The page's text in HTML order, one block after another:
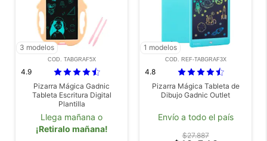
3 modelos
COD. TABGRAF5X
4.9
Pizarra Mágica Gadnic
Tableta Escritura Digital
Plantilla
Llega mañana o
¡Retiralo mañana!
1 modelos
COD. REF-TABGRAF3X
4.8
Pizarra Mágica Tableta de
Dibujo Gadnic Outlet
Envío a todo el país
$27.887